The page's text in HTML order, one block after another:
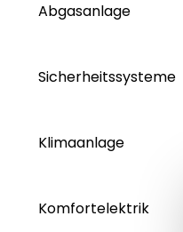
Abgasanlage
Sicherheitssysteme
Klimaanlage
Komfortelektrik